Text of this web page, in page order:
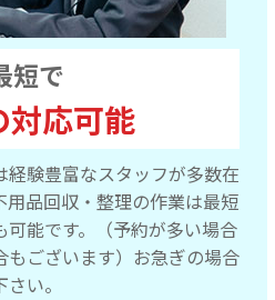
短で
対応可能
経験豊富なスタッフが多数在
品回収・整理の作業は最短
能です。（予約が多い場合
もございます）お急ぎの場合
い。